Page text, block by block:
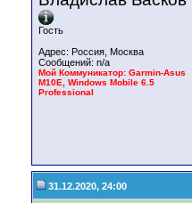
Гость
Адрес: Россия, Москва
Сообщений: n/a
Мой Коммуникатор: Garmin-Asus
M10E, Windows Mobile 6.5
Professional
31.12.2020, 24:00